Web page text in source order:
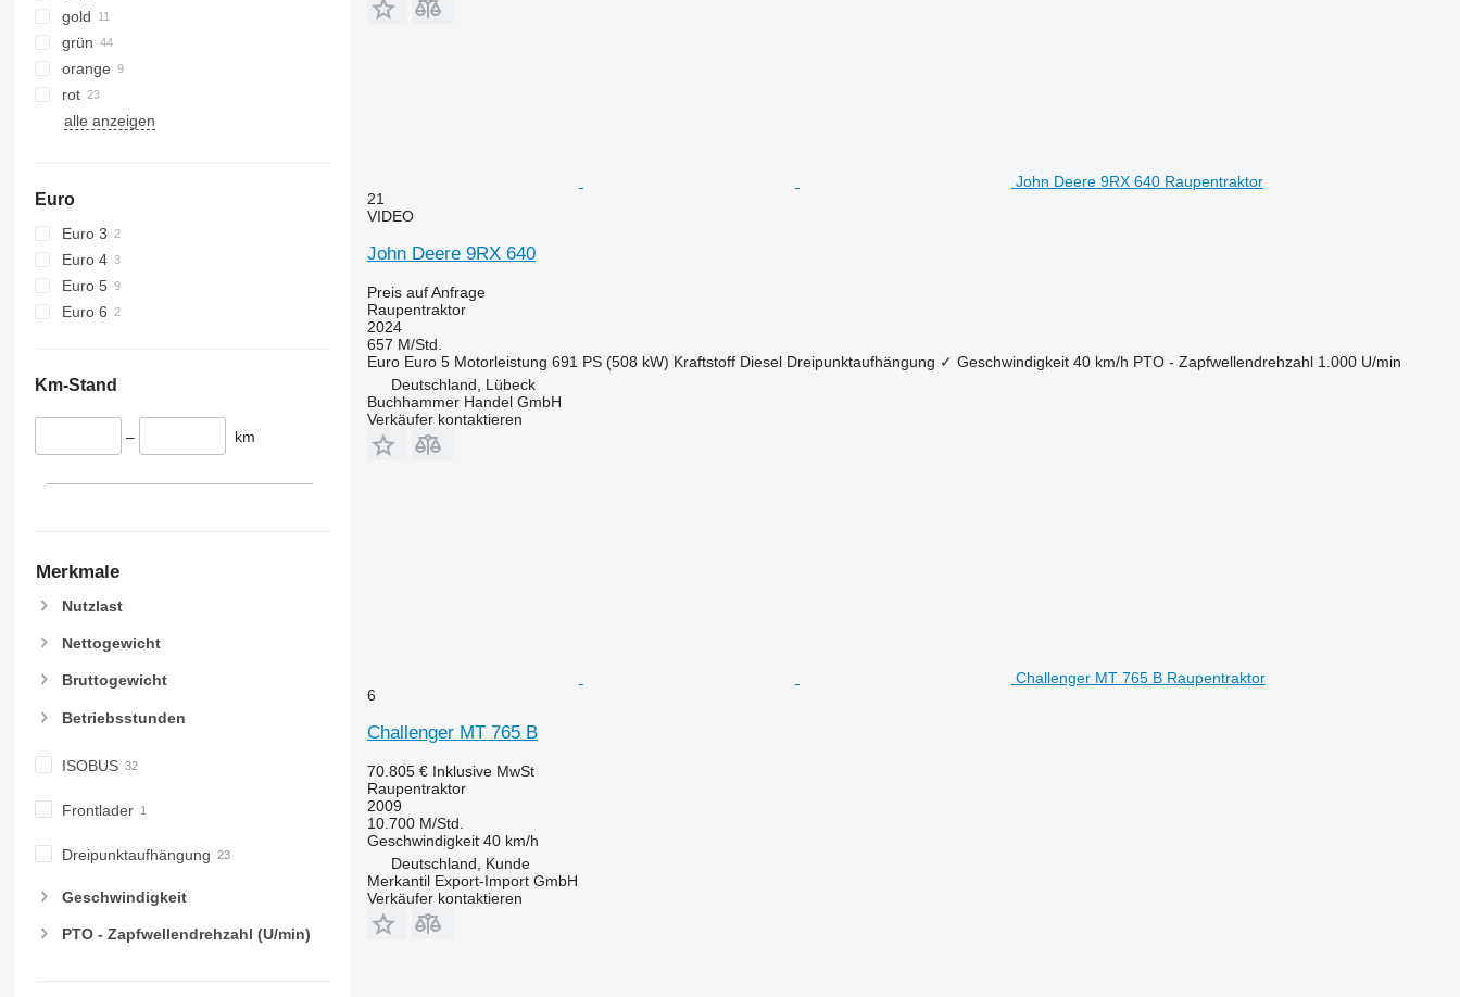
gold
grün
orange
rot
alle anzeigen
Euro
Euro 3
Euro 4
Euro 5
Euro 6
Km-Stand
– km
Merkmale
Nutzlast
Nettogewicht
Bruttogewicht
Betriebsstunden
ISOBUS
Frontlader
Dreipunktaufhängung
Geschwindigkeit
PTO - Zapfwellendrehzahl (U/min)
John Deere 9RX 640 Raupentraktor
21
VIDEO
John Deere 9RX 640
Preis auf Anfrage
Raupentraktor
2024
657 M/Std.
Euro Euro 5 Motorleistung 691 PS (508 kW) Kraftstoff Diesel Dreipunktaufhängung ✓ Geschwindigkeit 40 km/h PTO - Zapfwellendrehzahl 1.000 U/min
Deutschland, Lübeck
Buchhammer Handel GmbH
Verkäufer kontaktieren
Challenger MT 765 B Raupentraktor
6
Challenger MT 765 B
70.805 € Inklusive MwSt
Raupentraktor
2009
10.700 M/Std.
Geschwindigkeit 40 km/h
Deutschland, Kunde
Merkantil Export-Import GmbH
Verkäufer kontaktieren